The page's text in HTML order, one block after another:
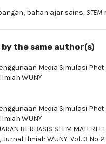
bahan ajar sains, STEM
the same author(s)
Media Simulasi
WUNY
Media Simulasi
WUNY
BERBASIS STEM MATERI
,Jurnal Ilmiah WUNY: Vol. 3 No.